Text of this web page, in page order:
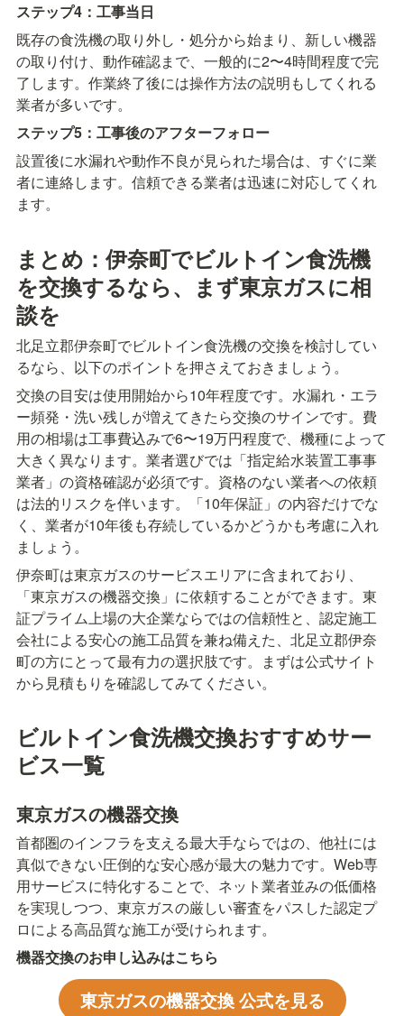
ステップ4：工事当日
既存の食洗機の取り外し・処分から始まり、新しい機器
の取り付け、動作確認まで、一般的に2〜4時間程度で完
了します。作業終了後には操作方法の説明もしてくれる
業者が多いです。
ステップ5：工事後のアフターフォロー
設置後に水漏れや動作不良が見られた場合は、すぐに業
者に連絡します。信頼できる業者は迅速に対応してくれ
ます。
まとめ：伊奈町でビルトイン食洗機
を交換するなら、まず東京ガスに相
談を
北足立郡伊奈町でビルトイン食洗機の交換を検討してい
るなら、以下のポイントを押さえておきましょう。
交換の目安は使用開始から10年程度です。水漏れ・エラ
ー頻発・洗い残しが増えてきたら交換のサインです。費
用の相場は工事費込みで6〜19万円程度で、機種によって
大きく異なります。業者選びでは「指定給水装置工事事
業者」の資格確認が必須です。資格のない業者への依頼
は法的リスクを伴います。「10年保証」の内容だけでな
く、業者が10年後も存続しているかどうかも考慮に入れ
ましょう。
伊奈町は東京ガスのサービスエリアに含まれており、
「東京ガスの機器交換」に依頼することができます。東
証プライム上場の大企業ならではの信頼性と、認定施工
会社による安心の施工品質を兼ね備えた、北足立郡伊奈
町の方にとって最有力の選択肢です。まずは公式サイト
から見積もりを確認してみてください。
ビルトイン食洗機交換おすすめサー
ビス一覧
東京ガスの機器交換
首都圏のインフラを支える最大手ならではの、他社には
真似できない圧倒的な安心感が最大の魅力です。Web専
用サービスに特化することで、ネット業者並みの低価格
を実現しつつ、東京ガスの厳しい審査をパスした認定プ
ロによる高品質な施工が受けられます。
機器交換のお申し込みはこちら
東京ガスの機器交換 公式を見る